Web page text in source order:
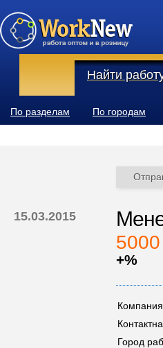
Найти
По разделам По городам
15.03.2015
+%
Город